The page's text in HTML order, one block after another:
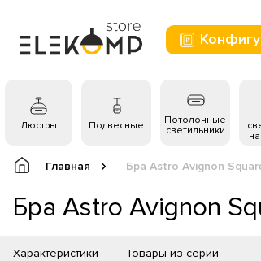
Люстры Подвесные
Потолочные
светильники
Главная Бра Astro Avignon
Бра Astro Avignon
Характеристики Товары из серии